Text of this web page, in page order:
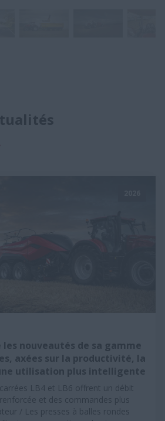
les nouveautés de sa gamme
axées sur la productivité, la
utilisation plus intelligente
LB4 et LB6 offrent un débit
et des commandes plus
/ Les presses à balles rondes